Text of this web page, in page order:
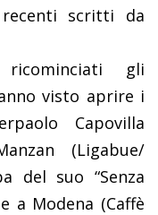
scritti da
gli
visto aprire i
Capovilla
(Ligabue/
del suo “Senza
a Modena (Caffè